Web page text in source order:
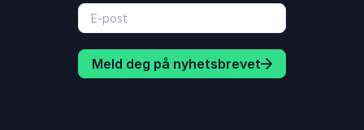
Meld deg på nyhetsbrevet